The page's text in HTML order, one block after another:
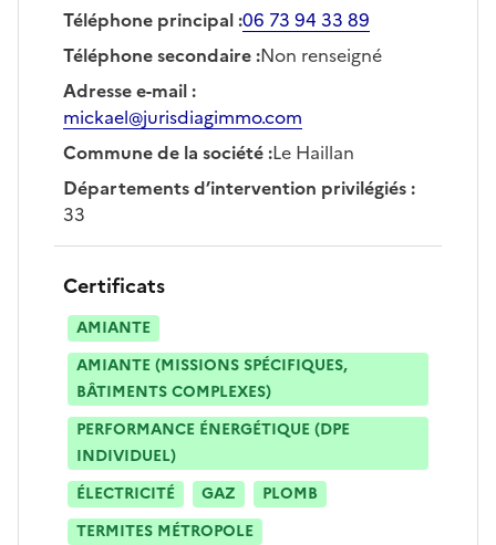
Téléphone principal:06 73 94 33 89
Téléphone secondaire:Non renseigné
Adresse e-mail:
mickael@jurisdiagimmo.com
Commune de la société:Le Haillan
Départements d’intervention privilégiés:
33
Certificats
AMIANTE
AMIANTE (MISSIONS SPÉCIFIQUES,
BÂTIMENTS COMPLEXES)
PERFORMANCE ÉNERGÉTIQUE (DPE
INDIVIDUEL)
ÉLECTRICITÉ
GAZ
PLOMB
TERMITES MÉTROPOLE